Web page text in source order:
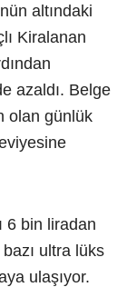
altındaki
Kiralanan
azaldı. Belge
olan günlük
6 bin liradan
ultra lüks
ulaşıyor.